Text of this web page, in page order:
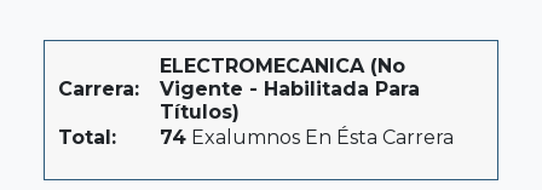
Carrera:
ELECTROMECANICA (No
Vigente - Habilitada Para
Títulos)
Total:
74 Exalumnos En Ésta Carrera